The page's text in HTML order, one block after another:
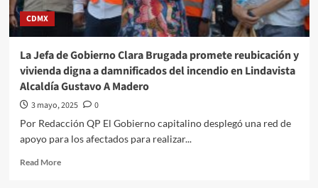
de
Post-
Dia
del
Trabajo
#InquiriendoLaNoticia
CDMX
La Jefa de Gobierno Clara Brugada promete reubicación y
vivienda digna a damnificados del incendio en Lindavista
Alcaldía Gustavo A Madero
3 mayo, 2025
0
Por Redacción QP El Gobierno capitalino desplegó una red de
apoyo para los afectados para realizar...
Read MoreRead